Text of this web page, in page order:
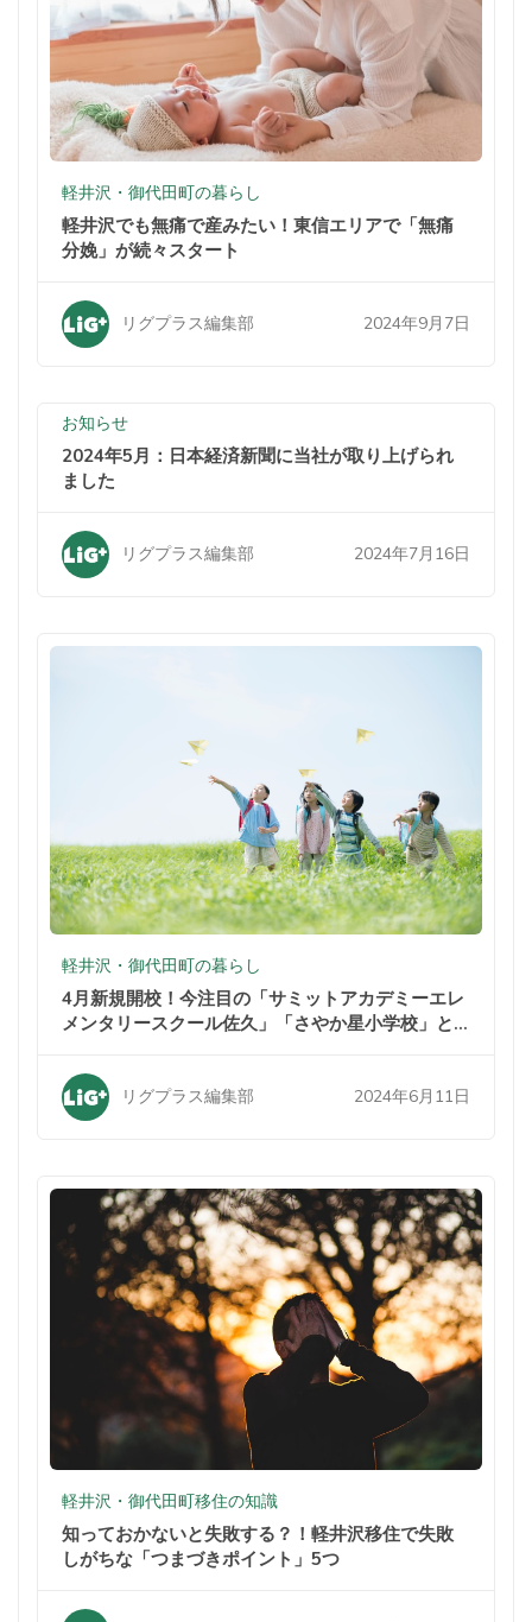
軽井沢・御代田町の暮らし
軽井沢でも無痛で産みたい！東信エリアで「無痛
分娩」が続々スタート
リグプラス編集部 2024年9月7日
お知らせ
2024年5月：日本経済新聞に当社が取り上げられ
ました
リグプラス編集部 2024年7月16日
軽井沢・御代田町の暮らし
4月新規開校！今注目の「サミットアカデミーエレ
メンタリースクール佐久」「さやか星小学校」と
リグプラス編集部 2024年6月11日
軽井沢・御代田町移住の知識
知っておかないと失敗する？！軽井沢移住で失敗
しがちな「つまづきポイント」5つ